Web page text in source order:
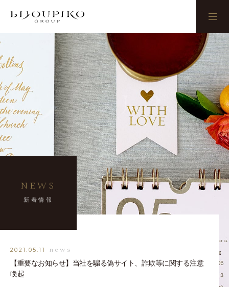
NEWS
新着情報
2021.05.11 news
【重要なお知らせ】当社を騙る偽サイト、詐欺等に関する注意
喚起